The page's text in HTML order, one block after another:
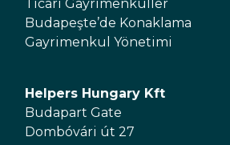
Ticari Gayrimenkuller
Budapeşte’de Konaklama
Gayrimenkul Yönetimi
Helpers Hungary Kft
Budapart Gate
Dombóvári út 27